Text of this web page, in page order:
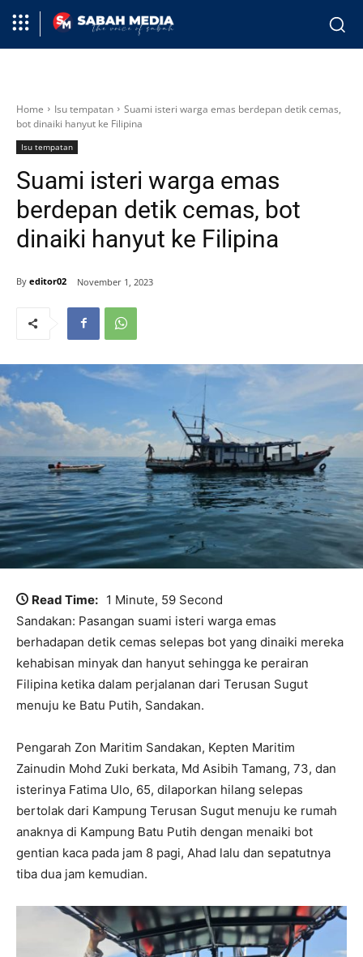
Home Isu tempatan
Suami isteri warga emas berdepan detik cemas,
bot dinaiki hanyut ke Filipina
Isu tempatan
Suami isteri warga emas
berdepan detik cemas, bot
dinaiki hanyut ke Filipina
By editor02 November 1, 2023
Read Time: 1 Minute, 59 Second
Sandakan: Pasangan suami isteri warga emas
berhadapan detik cemas selepas bot yang dinaiki mereka
kehabisan minyak dan hanyut sehingga ke perairan
Filipina ketika dalam perjalanan dari Terusan Sugut
menuju ke Batu Putih, Sandakan.
Pengarah Zon Maritim Sandakan, Kepten Maritim
Zainudin Mohd Zuki berkata, Md Asibih Tamang, 73, dan
isterinya Fatima Ulo, 65, dilaporkan hilang selepas
bertolak dari Kampung Terusan Sugut menuju ke rumah
anaknya di Kampung Batu Putih dengan menaiki bot
gentian kaca pada jam 8 pagi, Ahad lalu dan sepatutnya
tiba dua jam kemudian.